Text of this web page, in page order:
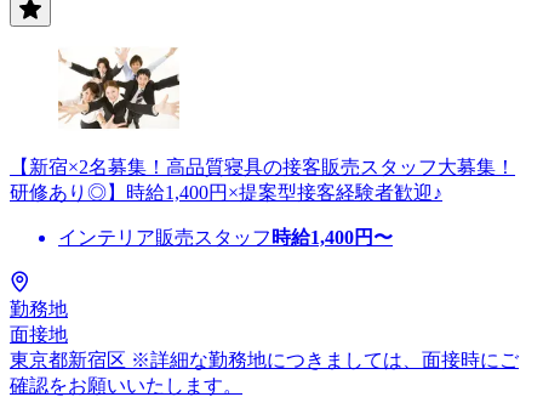
【新宿×2名募集！高品質寝具の接客販売スタッフ大募集！
研修あり◎】時給1,400円×提案型接客経験者歓迎♪
インテリア販売スタッフ 時給1,400円〜
勤務地
面接地
東京都新宿区 ※詳細な勤務地につきましては、面接時にご
確認をお願いいたします。